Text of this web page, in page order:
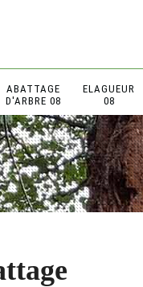
ABATTAGE
D'ARBRE 08
ELAGUEUR
08